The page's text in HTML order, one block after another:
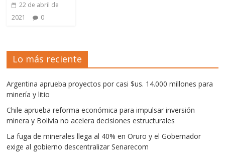
22 de abril de
2021
0
Lo más reciente
Argentina aprueba proyectos por casi $us. 14.000 millones para
minería y litio
Chile aprueba reforma económica para impulsar inversión
minera y Bolivia no acelera decisiones estructurales
La fuga de minerales llega al 40% en Oruro y el Gobernador
exige al gobierno descentralizar Senarecom